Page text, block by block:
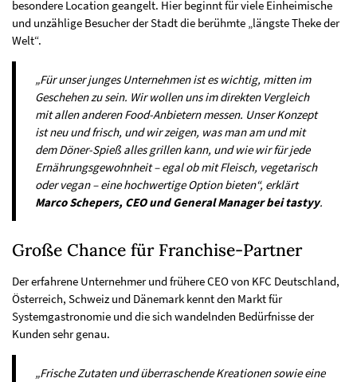
besondere Location geangelt. Hier beginnt für viele Einheimische
und unzählige Besucher der Stadt die berühmte „längste Theke der
Welt“.
„Für unser junges Unternehmen ist es wichtig, mitten im
Geschehen zu sein. Wir wollen uns im direkten Vergleich
mit allen anderen Food-Anbietern messen. Unser Konzept
ist neu und frisch, und wir zeigen, was man am und mit
dem Döner-Spieß alles grillen kann, und wie wir für jede
Ernährungsgewohnheit – egal ob mit Fleisch, vegetarisch
oder vegan – eine hochwertige Option bieten“, erklärt
Marco Schepers, CEO und General Manager bei tastyy.
Große Chance für Franchise-Partner
Der erfahrene Unternehmer und frühere CEO von KFC Deutschland,
Österreich, Schweiz und Dänemark kennt den Markt für
Systemgastronomie und die sich wandelnden Bedürfnisse der
Kunden sehr genau.
„Frische Zutaten und überraschende Kreationen sowie eine